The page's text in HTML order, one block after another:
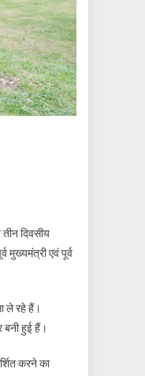
दिवसीय
मुख्यमंत्री एवं पूर्व
ले रहे हैं।
बनी हुई हैं।
करने का